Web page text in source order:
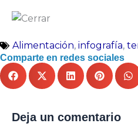
Alimentación, infografía,
Comparte en redes sociales
Deja un comentario